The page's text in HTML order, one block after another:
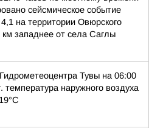
сейсмическое событие
на территории Овюрского
км западнее от села Саглы
Тувы на 06:00
температура наружного воздуха